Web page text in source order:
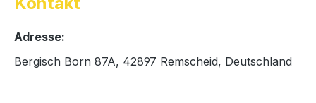
Adresse:
Bergisch Born 87A, 42897 Remscheid, Deutschland